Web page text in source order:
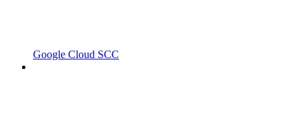
Google Cloud SCC